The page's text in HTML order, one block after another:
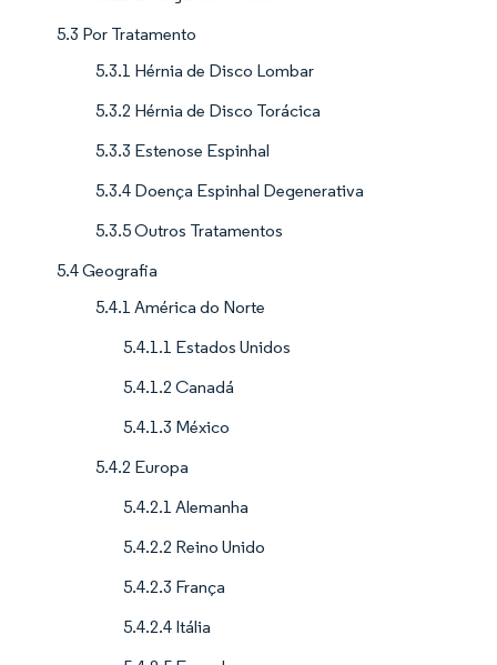
5.3 Por Tratamento
5.3.1 Hérnia de Disco Lombar
5.3.2 Hérnia de Disco Torácica
5.3.3 Estenose Espinhal
5.3.4 Doença Espinhal Degenerativa
5.3.5 Outros Tratamentos
5.4 Geografia
5.4.1 América do Norte
5.4.1.1 Estados Unidos
5.4.1.2 Canadá
5.4.1.3 México
5.4.2 Europa
5.4.2.1 Alemanha
5.4.2.2 Reino Unido
5.4.2.3 França
5.4.2.4 Itália